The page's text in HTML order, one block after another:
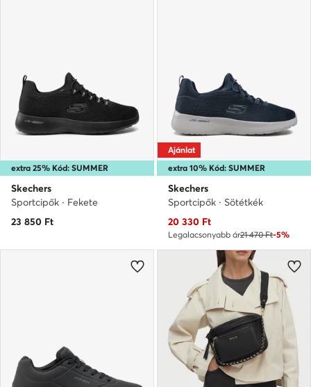
extra 25% Kód: SUMMER
Skechers
Sportcipők · Fekete
23 850 Ft
extra 10% Kód: SUMMER
Ajánlat
Skechers
Sportcipők · Sötétkék
Aktuális ár
20 330 Ft
Legalacsonyabb ár21 470 Ft-5%